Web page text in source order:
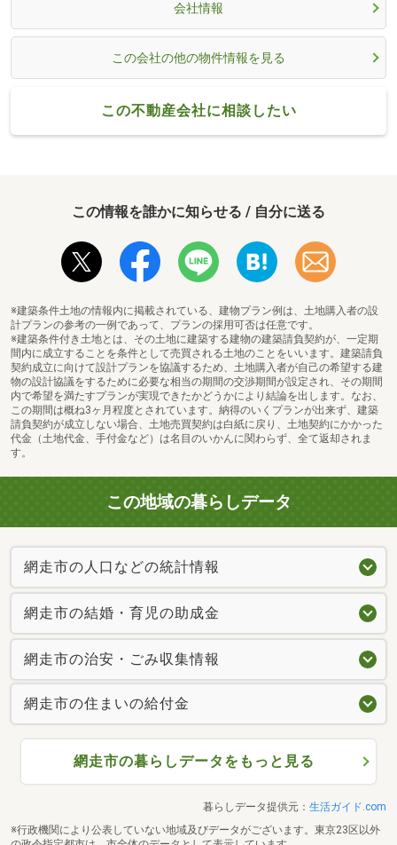
会社情報
この会社の他の物件情報を見る
この不動産会社に相談したい
この情報を誰かに知らせる / 自分に送る
※建築条件土地の情報内に掲載されている、建物プラン例は、土地購入者の設
計プランの参考の一例であって、プランの採用可否は任意です。
※建築条件付き土地とは、その土地に建築する建物の建築請負契約が、一定期
間内に成立することを条件として売買される土地のことをいいます。建築請負
契約成立に向けて設計プランを協議するため、土地購入者が自己の希望する建
物の設計協議をするために必要な相当の期間の交渉期間が設定され、その期間
内で希望を満たすプランが実現できたかどうかにより結論を出します。なお、
この期間は概ね3ヶ月程度とされています。納得のいくプランが出来ず、建築
請負契約が成立しない場合、土地売買契約は白紙に戻り、土地契約にかかった
代金（土地代金、手付金など）は名目のいかんに関わらず、全て返却されま
す。
この地域の暮らしデータ
網走市の人口などの統計情報
網走市の結婚・育児の助成金
網走市の治安・ごみ収集情報
網走市の住まいの給付金
網走市の暮らしデータをもっと見る
暮らしデータ提供元： 生活ガイド.com
※行政機関により公表していない地域及びデータがございます。東京23区以外